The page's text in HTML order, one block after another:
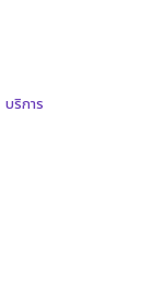
บริการ